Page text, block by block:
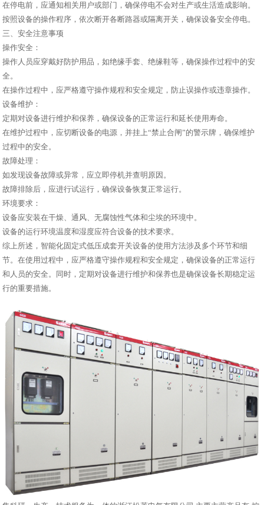
在停电前，应通知相关用户或部门，确保停电不会对生产或生活造成影响。
按照设备的操作程序，依次断开各断路器或隔离开关，确保设备安全停电。
三、安全注意事项
操作安全：
操作人员应穿戴好防护用品，如绝缘手套、绝缘鞋等，确保操作过程中的安
全。
在操作过程中，应严格遵守操作规程和安全规定，防止误操作或违章操作。
设备维护：
定期对设备进行维护和保养，确保设备的正常运行和延长使用寿命。
在维护过程中，应切断设备的电源，并挂上“禁止合闸”的警示牌，确保维护
过程中的安全。
故障处理：
如发现设备故障或异常，应立即停机并查明原因。
故障排除后，应进行试运行，确保设备恢复正常运行。
环境要求：
设备应安装在干燥、通风、无腐蚀性气体和尘埃的环境中。
设备的运行环境温度和湿度应符合设备的技术要求。
综上所述，智能化固定式低压成套开关设备的使用方法涉及多个环节和细
节。在使用过程中，应严格遵守操作规程和安全规定，确保设备的正常运行
和人员的安全。同时，定期对设备进行维护和保养也是确保设备长期稳定运
行的重要措施。